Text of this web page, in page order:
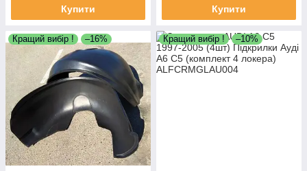
Купити Купити
Кращий вибір ! –16% Кращий вибір ! –10%